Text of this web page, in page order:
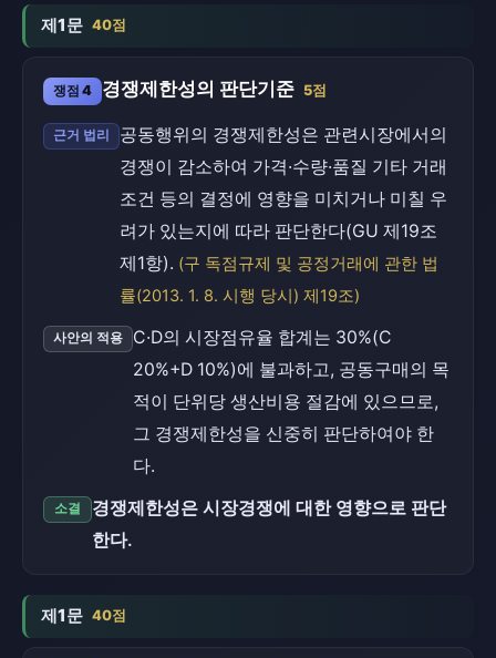
제1문 40점
쟁점 4 경쟁제한성의 판단기준 5점
근거 법리
공동행위의 경쟁제한성은 관련시장에서의
경쟁이 감소하여 가격·수량·품질 기타 거래
조건 등의 결정에 영향을 미치거나 미칠 우
려가 있는지에 따라 판단한다(GU 제19조
제1항). (구 독점규제 및 공정거래에 관한 법
률(2013. 1. 8. 시행 당시) 제19조)
사안의 적용
C·D의 시장점유율 합계는 30%(C
20%+D 10%)에 불과하고, 공동구매의 목
적이 단위당 생산비용 절감에 있으므로,
그 경쟁제한성을 신중히 판단하여야 한
다.
소결
경쟁제한성은 시장경쟁에 대한 영향으로 판단
한다.
제1문 40점